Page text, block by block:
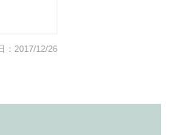
：2017/12/26